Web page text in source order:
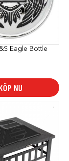
Eagle Bottle
NU